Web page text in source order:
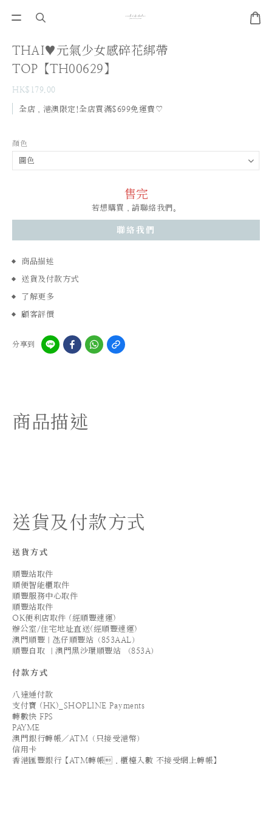
THAI♥元氣少女感碎花綁帶
TOP【TH00629】
HK$179.00
全店，港澳限定!全店買滿$699免運費♡
顏色
售完
若想購買，請聯絡我們。
聯絡我們
商品描述
送貨及付款方式
了解更多
顧客評價
分享到
商品描述
送貨及付款方式
送貨方式
順豐站取件
順便智能櫃取件
順豐服務中心取件
順豐站取件
OK便利店取件 (經順豐速運)
辦公室/住宅地址直送(經順豐速運)
澳門順豐｜氹仔順豐站（853AAL）
順豐自取 ｜澳門黑沙環順豐站 （853A）
付款方式
八達通付款
支付寶 (HK)_SHOPLINE Payments
轉數快 FPS
PAYME
澳門銀行轉帳／ATM（只接受港幣）
信用卡
香港匯豐銀行【ATM轉帳．櫃檯入數 不接受網上轉帳】